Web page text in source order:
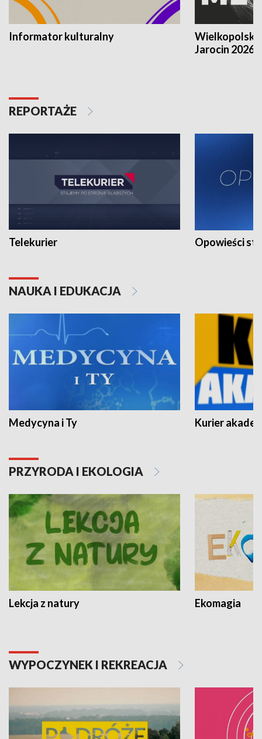
Informator kulturalny
Jarocin 2026
REPORTAŻE
Telekurier Opowieści
NAUKA I EDUKACJA
Medycyna i Ty Kurier
PRZYRODA I EKOLOGIA
Lekcja z natury Ekomagia
WYPOCZYNEK I REKREACJA